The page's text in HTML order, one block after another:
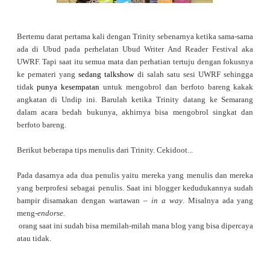
Bertemu darat pertama kali dengan Trinity sebenarnya ketika sama-sama
ada di Ubud pada perhelatan Ubud Writer And Reader Festival aka
UWRF. Tapi saat itu semua mata dan perhatian tertuju dengan fokusnya
ke pemateri yangsedang talkshowdi salah satu sesi UWRF sehingga
tidakpunya kesempatan untuk mengobrol dan berfoto bareng kakak
angkatan di Undip ini. Barulah ketika Trinity datang ke Semarang
dalam acara bedah bukunya, akhirnya bisa mengobrol singkat dan
berfoto bareng.
Berikut beberapa tips menulis dari Trinity. Cekidoot...
Pada dasarnya ada dua penulis yaitu mereka yang menulis dan mereka
yang berprofesi sebagai penulis. Saat ini blogger kedudukannya sudah
hampir disamakan dengan wartawan – in a way. Misalnya ada yang
meng-endorse.
orang saat ini sudah bisa memilah-milah mana blog yang bisa dipercaya
atau tidak.